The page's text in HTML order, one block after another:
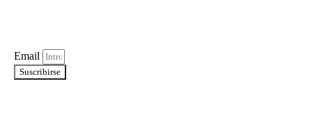
Email
Suscribirse